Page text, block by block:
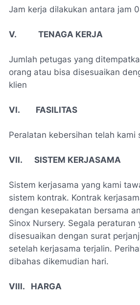
Jam kerja dilakukan antara jam
V. TENAGA KERJA
Jumlah petugas yang
orang atau bisa disesuaikan
klien
VI. FASILITAS
Peralatan kebersihan telah kami
VII. SISTEM KERJASAMA
Sistem kerjasama yang kami
sistem kontrak. Kontrak
dengan kesepakatan bersama
Sinox Nursery. Segala peraturan
disesuaikan dengan surat
setelah kerjasama terjalin.
dibahas dikemudian hari.
VIII. HARGA